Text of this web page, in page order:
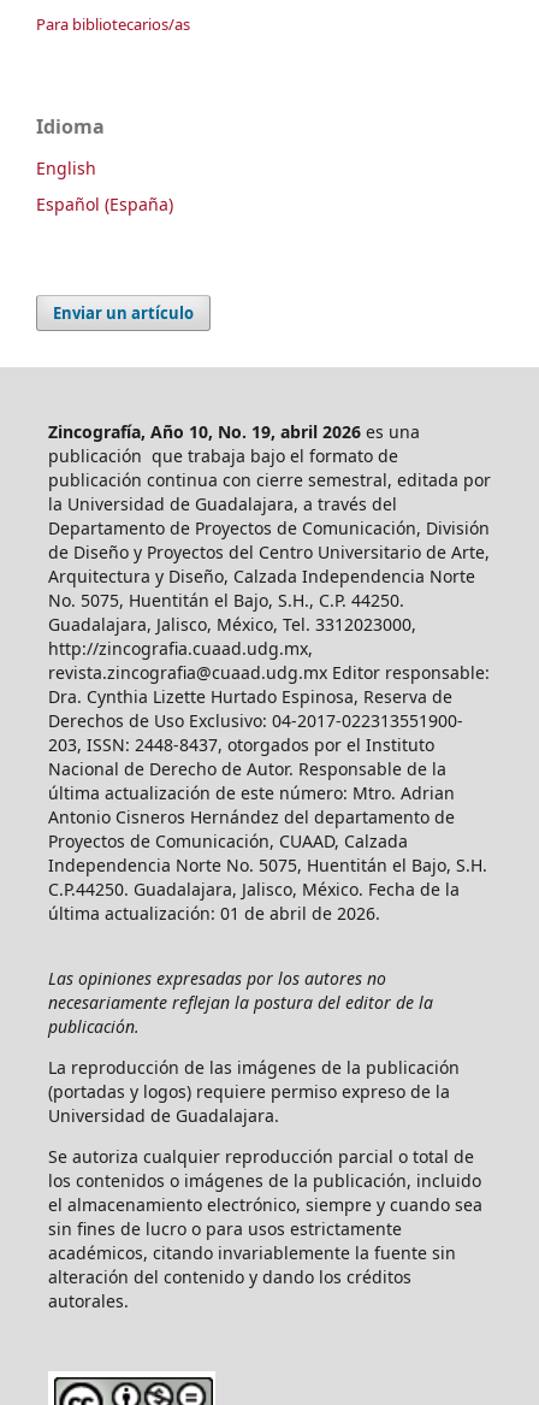
Para bibliotecarios/as
Idioma
English
Español (España)
Enviar un artículo
Zincografía, Año 10, No. 19, abril 2026es una
publicación que trabaja bajo el formato de
publicación continua con cierre semestral, editada por
la Universidad de Guadalajara, a través del
Departamento de Proyectos de Comunicación, División
de Diseño y Proyectos del Centro Universitario de Arte,
Arquitectura y Diseño, Calzada Independencia Norte
No. 5075, Huentitán el Bajo, S.H., C.P. 44250.
Guadalajara, Jalisco, México, Tel. 3312023000,
http://zincografia.cuaad.udg.mx,
revista.zincografia@cuaad.udg.mx Editor responsable:
Dra. Cynthia Lizette Hurtado Espinosa, Reserva de
Derechos de Uso Exclusivo: 04-2017-022313551900-
203, ISSN: 2448-8437, otorgados por el Instituto
Nacional de Derecho de Autor. Responsable de la
última actualización de este número: Mtro. Adrian
Antonio Cisneros Hernández del departamento de
Proyectos de Comunicación, CUAAD, Calzada
Independencia Norte No. 5075, Huentitán el Bajo, S.H.
C.P.44250. Guadalajara, Jalisco, México. Fecha de la
última actualización: 01 de abril de 2026.
Las opiniones expresadas por los autores no
necesariamente reflejan la postura del editor de la
publicación.
La reproducción de las imágenes de la publicación
(portadas y logos) requiere permiso expreso de la
Universidad de Guadalajara.
Se autoriza cualquier reproducción parcial o total de
los contenidos o imágenes de la publicación, incluido
el almacenamiento electrónico, siempre y cuando sea
sin fines de lucro o para usos estrictamente
académicos, citando invariablemente la fuente sin
alteración del contenido y dando los créditos
autorales.